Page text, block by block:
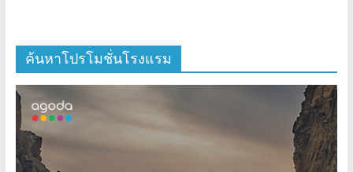
ค้นหาโปรโมชั่นโรงแรม